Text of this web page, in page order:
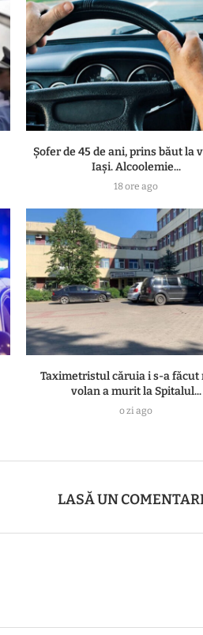
Șofer de 45 de ani, prins băut la
Iași. Alcoolemie...
18 ore ago
Taximetristul căruia i s-a făcut
volan a murit la Spitalul...
o zi ago
LASĂ UN